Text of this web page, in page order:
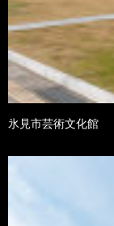
氷見市芸術文化館